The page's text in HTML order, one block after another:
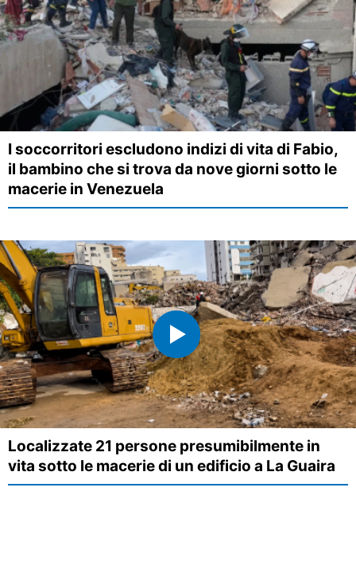
I soccorritori escludono indizi di vita di Fabio,
il bambino che si trova da nove giorni sotto le
macerie in Venezuela
Localizzate 21 persone presumibilmente in
vita sotto le macerie di un edificio a La Guaira